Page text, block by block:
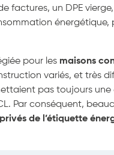
factures, un DPE
énergétique,
pour les maisons
variés, et très
pas toujours
Par conséquent,
privés de l’étiquette